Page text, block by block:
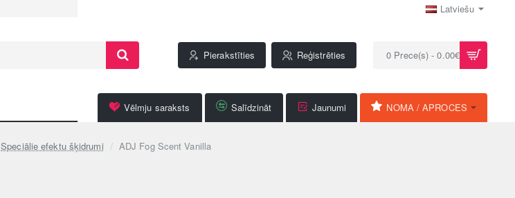
Latviešu
Pierakstīties Reģistrēties 0 Prece(s) - 0.00€
Vēlmju saraksts Salīdzināt Jaunumi NOMA / APROCES
Speciālie efektu šķidrumi ADJ Fog Scent Vanilla